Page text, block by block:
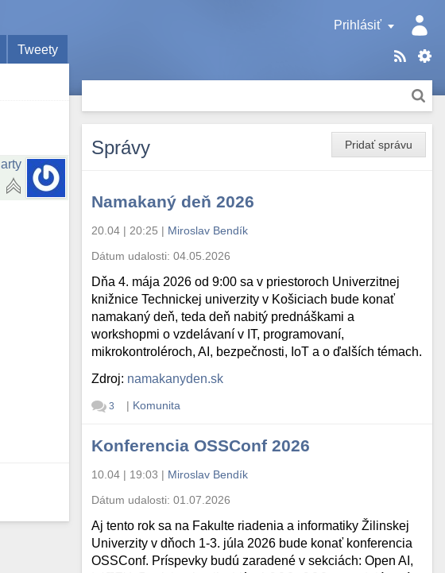
Prihlásiť
Tweety
arty
Pridať správu
Správy
Namakaný deň 2026
20.04 | 20:25 | Miroslav Bendík
Dátum udalosti:04.05.2026
Dňa 4. mája 2026 od 9:00 sa v priestoroch Univerzitnej
knižnice Technickej univerzity v Košiciach bude konať
namakaný deň, teda deň nabitý prednáškami a
workshopmi o vzdelávaní v IT, programovaní,
mikrokontroléroch, AI, bezpečnosti, IoT a o ďalších témach.
Zdroj: namakanyden.sk
3 | Komunita
Konferencia OSSConf 2026
10.04 | 19:03 | Miroslav Bendík
Dátum udalosti:01.07.2026
Aj tento rok sa na Fakulte riadenia a informatiky Žilinskej
Univerzity v dňoch 1-3. júla 2026 bude konať konferencia
OSSConf. Príspevky budú zaradené v sekciách: Open AI,